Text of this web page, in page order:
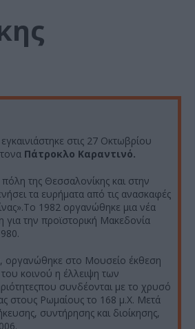
στις 27 Οκτωβρίου
Πάτροκλο Καραντινό.
της Θεσσαλονίκης και στην
τα ευρήματα από τις ανασκαφές
1982 οργανώθηκε μια νέα
την προϊστορική Μακεδονία
οργανώθηκε στο Μουσείο έκθεση
κοινού η έλλειψη των
συνδέονται με το χρυσό
στους Ρωμαίους το 168 μ.Χ. Μετά
συντήρησης και διοίκησης,